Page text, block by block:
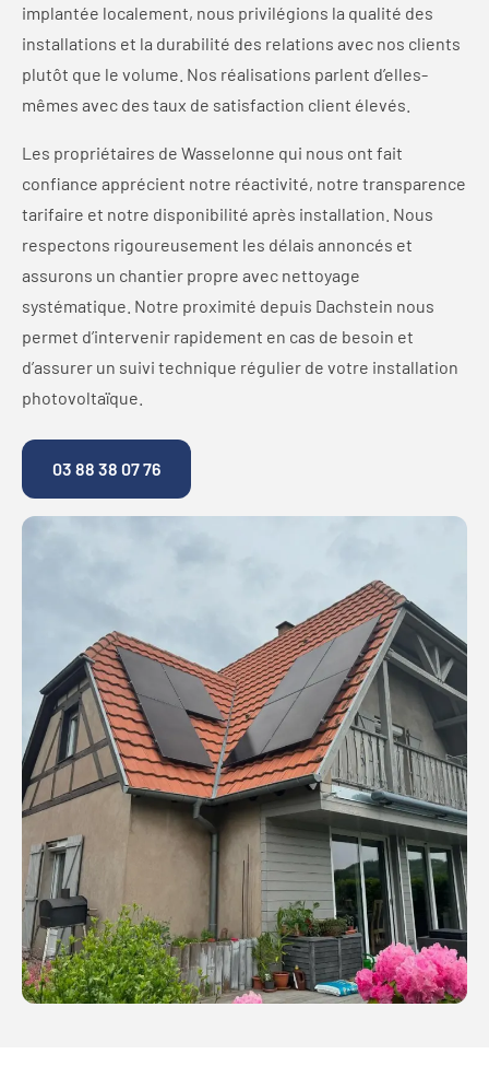
implantée localement, nous privilégions la qualité des
installations et la durabilité des relations avec nos clients
plutôt que le volume. Nos réalisations parlent d’elles-
mêmes avec des taux de satisfaction client élevés.
Les propriétaires de Wasselonne qui nous ont fait
confiance apprécient notre réactivité, notre transparence
tarifaire et notre disponibilité après installation. Nous
respectons rigoureusement les délais annoncés et
assurons un chantier propre avec nettoyage
systématique. Notre proximité depuis Dachstein nous
permet d’intervenir rapidement en cas de besoin et
d’assurer un suivi technique régulier de votre installation
photovoltaïque.
03 88 38 07 76